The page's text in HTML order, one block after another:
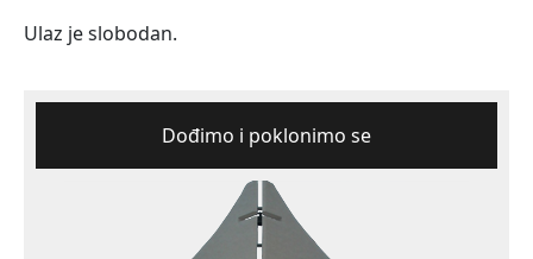
Ulaz je slobodan.
Dođimo i poklonimo se